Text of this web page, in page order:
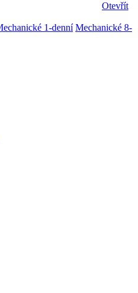
Otevřít
1-denní Mechanické 8-